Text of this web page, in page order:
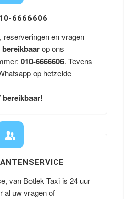
6666606
reserveringen en vragen
op ons
010-6666606. Tevens
op hetzelde
bereikbaar!
van Botlek Taxi is 24 uur
al uw vragen of